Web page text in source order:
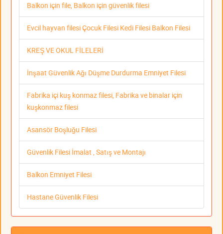
Balkon için file, Balkon için güvenlik filesi
Evcil hayvan filesi Çocuk Filesi Kedi Filesi Balkon Filesi
KREŞ VE OKUL FİLELERİ
İnşaat Güvenlik Ağı Düşme Durdurma Emniyet Filesi
Fabrika içi kuş konmaz filesi, Fabrika ve binalar için
kuşkonmaz filesi
Asansör Boşluğu Filesi
Güvenlik Filesi İmalat , Satış ve Montajı
Balkon Emniyet Filesi
Hastane Güvenlik Filesi